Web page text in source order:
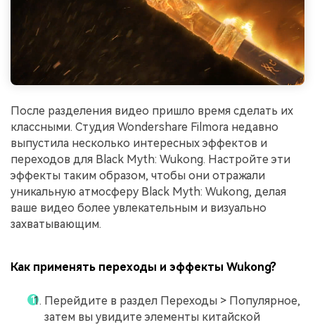
После разделения видео пришло время сделать их
классными. Студия Wondershare Filmora недавно
выпустила несколько интересных эффектов и
переходов для Black Myth: Wukong. Настройте эти
эффекты таким образом, чтобы они отражали
уникальную атмосферу Black Myth: Wukong, делая
ваше видео более увлекательным и визуально
захватывающим.
Как применять переходы и эффекты Wukong?
Перейдите в раздел Переходы > Популярное,
затем вы увидите элементы китайской